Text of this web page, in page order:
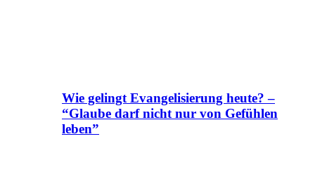
Wie gelingt Evangelisierung heute? –
“Glaube darf nicht nur von Gefühlen
leben”